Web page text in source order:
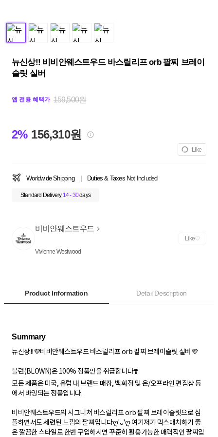
뉴신상!! 비비안웨스트우드 바스릴리프 orb 팔찌 브레이
슬릿 실버
앱 전용 혜택가 159,500원
2% 156,310원
Like
Worldwide Shipping Duties & Taxes Not Included
Standard Delivery 14 - 30days
비비안웨스트우드
Vivienne Westwood
Like
Product Information Detail Description
Summary
뉴신상!!💜비비안웨스트우드 바스릴리프 orb 팔찌 브레이슬릿 실버💜
블런(BLOWN)은 100% 정품만을 취급합니다❣️
모든 제품은 미국, 유럽 내 브랜드 매장, 백화점 및 온/오프라인 편집샵 등
에서 바잉되는 정품입니다.
비비안웨스트우드의 시그니쳐 바스릴리프 orb 팔찌 브레이슬릿으로 심
플하면서도 세련된 느낌의 팔찌입니다ღ'ᴗ'ღ 여기저기 믹스매치하기 좋
은 깔끔한 스타일로 한번 구입하시면 꾸준히 활용가능한 매력적인 팔찌입